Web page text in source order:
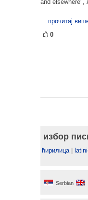
and elsewhere",
... прочитај
0
избор
ћирилица |
Serbian